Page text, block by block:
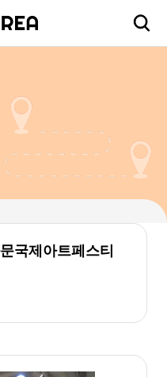
국제아트페스티